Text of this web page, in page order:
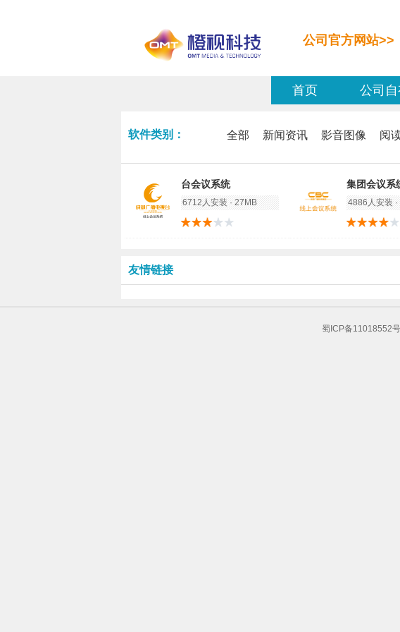
公司官方网站>>
首页 公司
软件类别： 全部 新闻资讯 影音图像 阅
台会议系统
6712人安装 · 27MB
集团会议系
4886人安装
友情链接
蜀ICP备11018552